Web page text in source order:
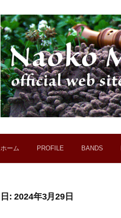
ホーム PROFILE BANDS
日:2024年3月29日